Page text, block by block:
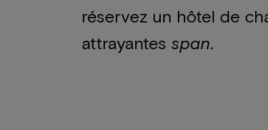
réservez un hôtel de
attrayantes span.